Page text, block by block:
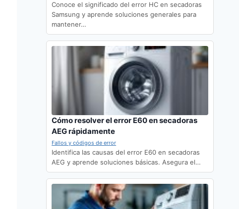
Conoce el significado del error HC en secadoras
Samsung y aprende soluciones generales para
mantener…
Cómo resolver el error E60 en secadoras
AEG rápidamente
Fallos y códigos de error
Identifica las causas del error E60 en secadoras
AEG y aprende soluciones básicas. Asegura el…